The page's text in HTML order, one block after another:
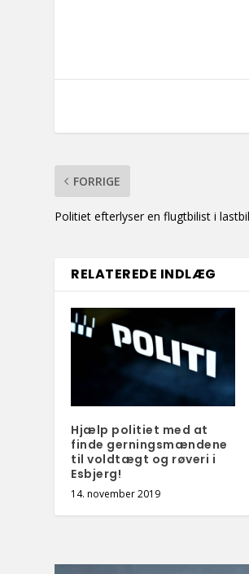
FORRIGE
Politiet efterlyser en flugtbilist i
RELATEREDE INDLÆG
Hjælp politiet med at
finde gerningsmændene
til voldtægt og røveri i
Esbjerg!
14. november 2019